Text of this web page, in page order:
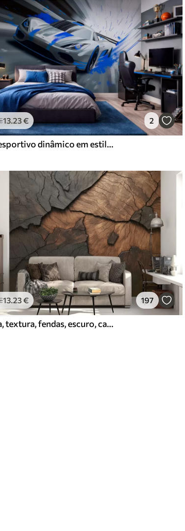
13 .23€ 2
carro desportivo dinâmico em estilo de desenho digital com detalhes em azul
13.23€ 197
madeira, textura, fendas, escuro, casca, superfície